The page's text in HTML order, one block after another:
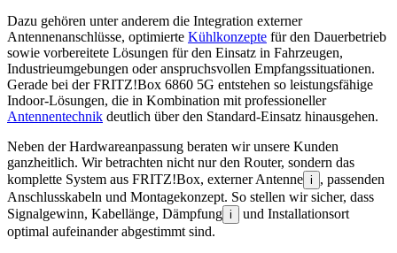
Dazu gehören unter anderem die Integration externer
Antennenanschlüsse, optimierte Kühlkonzepte für den Dauerbetrieb
sowie vorbereitete Lösungen für den Einsatz in Fahrzeugen,
Industrieumgebungen oder anspruchsvollen Empfangssituationen.
Gerade bei der FRITZ!Box 6860 5G entstehen so leistungsfähige
Indoor-Lösungen, die in Kombination mit professioneller
Antennentechnik deutlich über den Standard-Einsatz hinausgehen.
Neben der Hardwareanpassung beraten wir unsere Kunden
ganzheitlich. Wir betrachten nicht nur den Router, sondern das
komplette System aus FRITZ!Box, externer Antenne i
, passenden
Anschlusskabeln und Montagekonzept. So stellen wir sicher, dass
Signalgewinn, Kabellänge, Dämpfung i
und Installationsort
optimal aufeinander abgestimmt sind.